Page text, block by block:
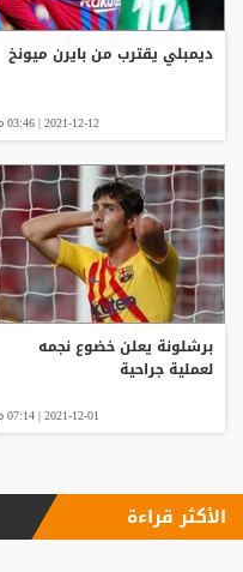
ديمبلي يقترب من بايرن ميونخ
2021-12-12 | 03:46 م
برشلونة يعلن خضوع نجمه
لعملية جراحية
2021-12-01 | 07:14 م
الأكثر قراءة